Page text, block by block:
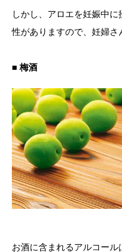
しかし、アロエを妊娠中
性がありますので、妊婦さ
■ 梅酒
お酒に含まれるアルコー